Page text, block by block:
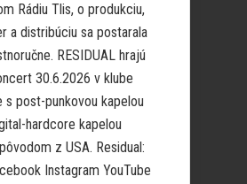
Rádiu Tlis, o produkciu,
a distribúciu sa postarala
RESIDUAL hrajú
30.6.2026 v klube
s post-punkovou kapelou
hardcore kapelou
z USA. Residual:
Instagram YouTube